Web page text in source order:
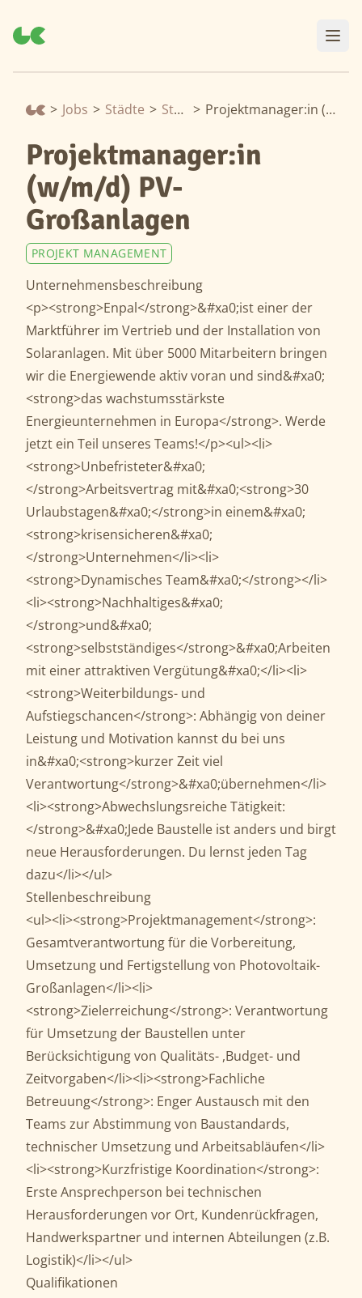
> Jobs > Städte > Stuttgart > Projektmanager:in (w/m/d) PV-Großanlagen
Projektmanager:in
(w/m/d) PV-
Großanlagen
PROJEKT MANAGEMENT
Unternehmensbeschreibung
<p><strong>Enpal</strong>&#xa0;ist einer der
Marktführer im Vertrieb und der Installation von
Solaranlagen. Mit über 5000 Mitarbeitern bringen
wir die Energiewende aktiv voran und sind&#xa0;
<strong>das wachstumsstärkste
Energieunternehmen in Europa</strong>. Werde
jetzt ein Teil unseres Teams!</p><ul><li>
<strong>Unbefristeter&#xa0;
</strong>Arbeitsvertrag mit&#xa0;<strong>30
Urlaubstagen&#xa0;</strong>in einem&#xa0;
<strong>krisensicheren&#xa0;
</strong>Unternehmen</li><li>
<strong>Dynamisches Team&#xa0;</strong></li>
<li><strong>Nachhaltiges&#xa0;
</strong>und&#xa0;
<strong>selbstständiges</strong>&#xa0;Arbeiten
mit einer attraktiven Vergütung&#xa0;</li><li>
<strong>Weiterbildungs- und
Aufstiegschancen</strong>: Abhängig von deiner
Leistung und Motivation kannst du bei uns
in&#xa0;<strong>kurzer Zeit viel
Verantwortung</strong>&#xa0;übernehmen</li>
<li><strong>Abwechslungsreiche Tätigkeit:
</strong>&#xa0;Jede Baustelle ist anders und birgt
neue Herausforderungen. Du lernst jeden Tag
dazu</li></ul>
Stellenbeschreibung
<ul><li><strong>Projektmanagement</strong>:
Gesamtverantwortung für die Vorbereitung,
Umsetzung und Fertigstellung von Photovoltaik-
Großanlagen</li><li>
<strong>Zielerreichung</strong>: Verantwortung
für Umsetzung der Baustellen unter
Berücksichtigung von Qualitäts- ,Budget- und
Zeitvorgaben</li><li><strong>Fachliche
Betreuung</strong>: Enger Austausch mit den
Teams zur Abstimmung von Baustandards,
technischer Umsetzung und Arbeitsabläufen</li>
<li><strong>Kurzfristige Koordination</strong>:
Erste Ansprechperson bei technischen
Herausforderungen vor Ort, Kundenrückfragen,
Handwerkspartner und internen Abteilungen (z.B.
Logistik)</li></ul>
Qualifikationen